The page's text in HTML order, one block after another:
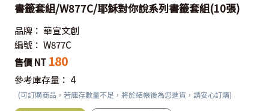
書籤套組/W877C/耶穌對你說系列書籤套組(10張)
品牌： 華宣文創
編號： W877C
售價 NT 180
參考庫存量： 4
(可訂購商品，若庫存數量不足，將於結帳後為您進貨，請安心訂購)